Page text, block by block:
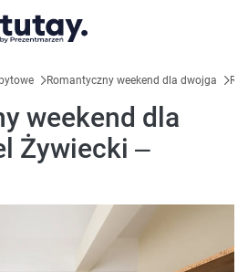
Romantyczny weekend dla dwojga
weekend dla
Żywiecki –